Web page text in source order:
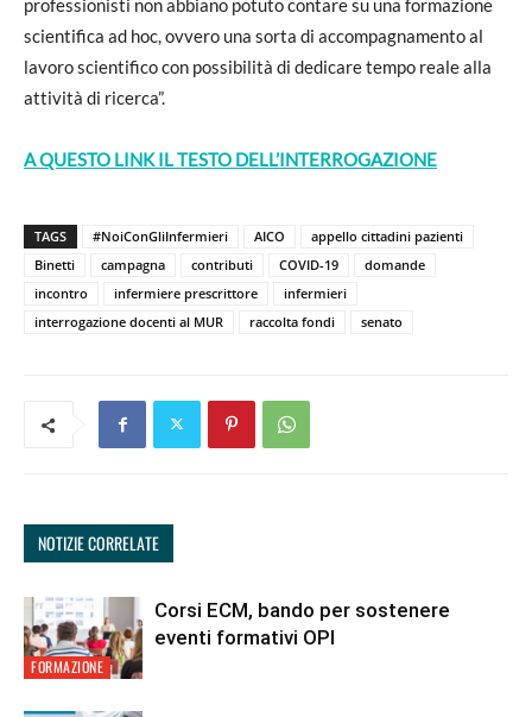
professionisti non abbiano potuto contare su una formazione
scientifica ad hoc, ovvero una sorta di accompagnamento al
lavoro scientifico con possibilità di dedicare tempo reale alla
attività di ricerca”.
A QUESTO LINK IL TESTO DELL’INTERROGAZIONE
TAGS #NoiConGliInfermieri AICO
appello cittadini pazienti
Binetti
campagna contributi COVID-19
domande
incontro
infermiere prescrittore
infermieri
interrogazione docenti al MUR
raccolta fondi senato
NOTIZIE CORRELATE
FORMAZIONE
Corsi ECM, bando per sostenere
eventi formativi OPI